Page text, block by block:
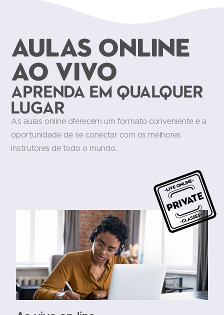
Aulas online
ao vivo
Aprenda em qualquer
lugar
As aulas online oferecem um formato conveniente e a
oportunidade de se conectar com os melhores
instrutores de todo o mundo.